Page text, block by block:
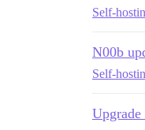
Self-
N00b
Self-